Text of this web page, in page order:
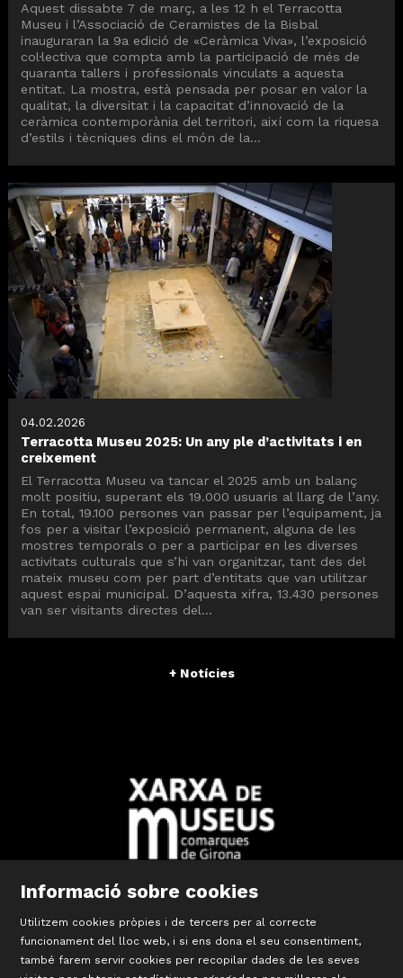
Aquest dissabte 7 de març, a les 12 h el Terracotta
Museu i l’Associació de Ceramistes de la Bisbal
inauguraran la 9a edició de «Ceràmica Viva», l’exposició
col·lectiva que compta amb la participació de més de
quaranta tallers i professionals vinculats a aquesta
entitat. La mostra, està pensada per posar en valor la
qualitat, la diversitat i la capacitat d’innovació de la
ceràmica contemporània del territori, així com la riquesa
d’estils i tècniques dins el món de la...
04.02.2026
Terracotta Museu 2025: Un any ple d’activitats i en
creixement
El Terracotta Museu va tancar el 2025 amb un balanç
molt positiu, superant els 19.000 usuaris al llarg de l’any.
En total, 19.100 persones van passar per l’equipament, ja
fos per a visitar l’exposició permanent, alguna de les
mostres temporals o per a participar en les diverses
activitats culturals que s’hi van organitzar, tant des del
mateix museu com per part d’entitats que van utilitzar
aquest espai municipal. D’aquesta xifra, 13.430 persones
van ser visitants directes del...
+ Notícies
Diapositiva 2 de 10: Xarxa Territorial de Museus de les
Informació sobre cookies
Utilitzem cookies pròpies i de tercers per al correcte
funcionament del lloc web, i si ens dona el seu consentiment,
també farem servir cookies per recopilar dades de les seves